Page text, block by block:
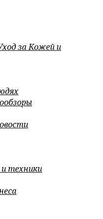
за Кожей и
техники